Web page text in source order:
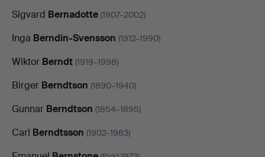
Sigvard Bernadotte (1907–2002)
Inga Berndin-Svensson (1912–1990)
Wiktor Berndt (1919–1998)
Birger Berndtson (1890–1940)
Gunnar Berndtson (1854–1895)
Carl Berndtsson (1902–1983)